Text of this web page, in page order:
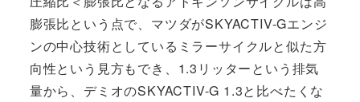
膨張比という点で、マツダがSKYACTIV-Gエンジ
ンの中心技術としているミラーサイクルと似た方
向性という見方もでき、1.3リッターという排気
量から、デミオのSKYACTIV-G 1.3と比べたくな